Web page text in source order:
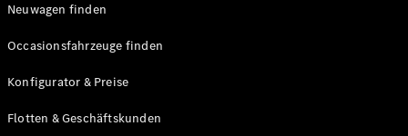
Neuwagen finden
Occasionsfahrzeuge finden
Konfigurator & Preise
Flotten & Geschäftskunden